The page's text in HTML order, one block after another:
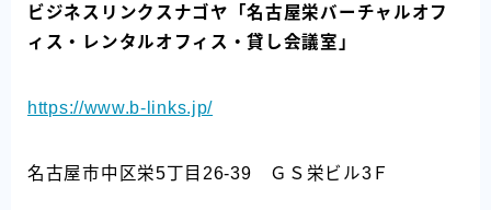
ビジネスリンクスナゴヤ「名古屋栄バーチャルオフ
ィス・レンタルオフィス・貸し会議室」
https://www.b-links.jp/
名古屋市中区栄5丁目26-39 ＧＳ栄ビル3Ｆ